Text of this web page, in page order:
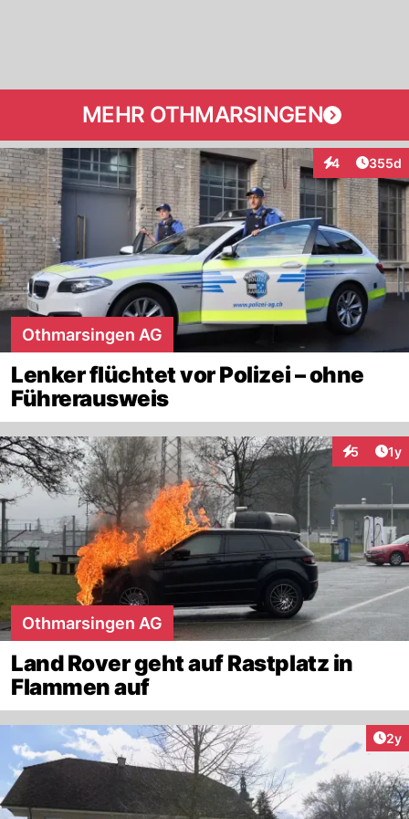
MEHR OTHMARSINGEN
4
Interaktionen
355d
Othmarsingen AG
Lenker flüchtet vor Polizei – ohne
Führerausweis
5 1y
Othmarsingen AG
Land Rover geht auf Rastplatz in
Flammen auf
2y